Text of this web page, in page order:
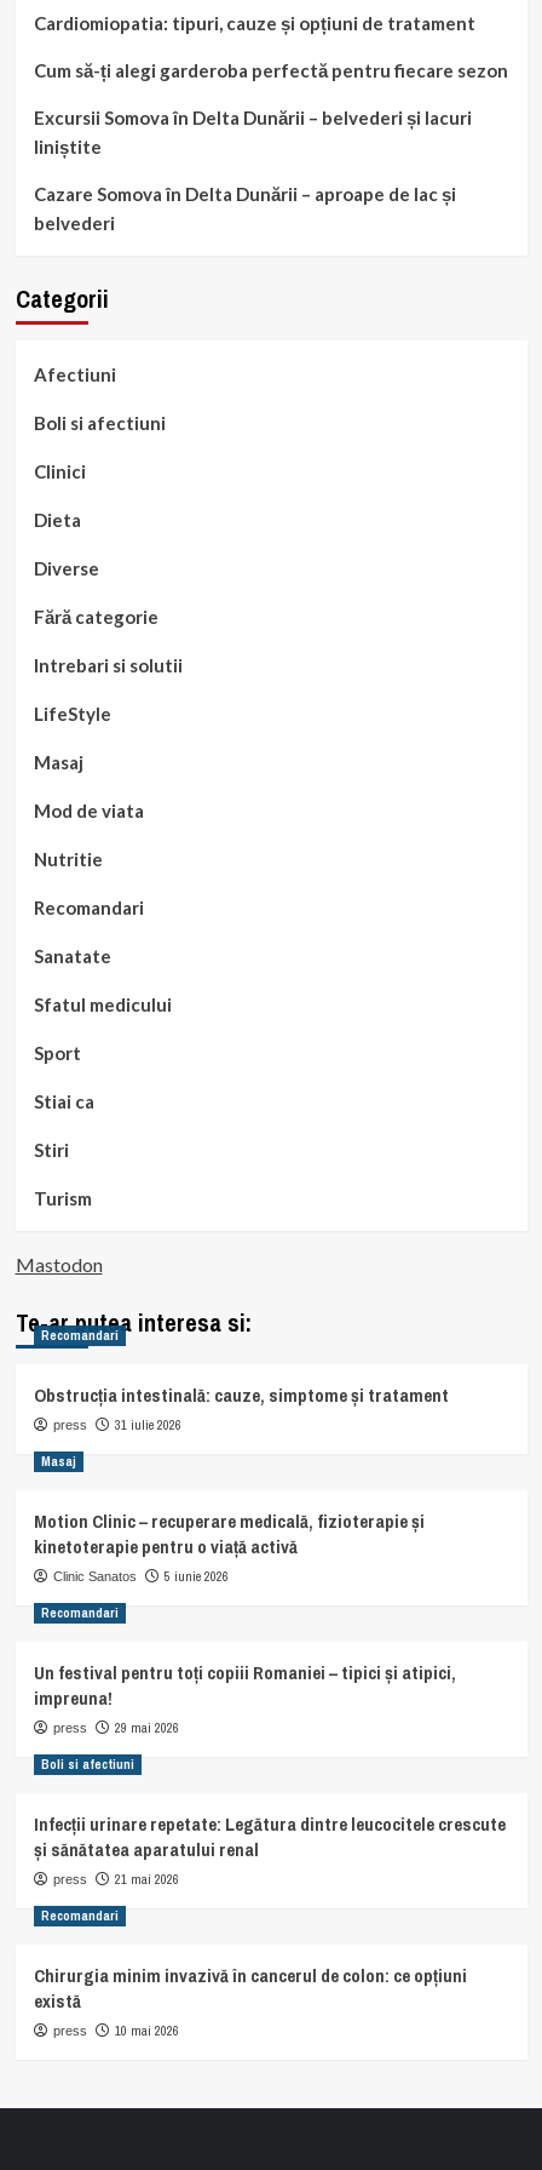
Cardiomiopatia: tipuri, cauze și opțiuni de tratament
Cum să-ți alegi garderoba perfectă pentru fiecare sezon
Excursii Somova în Delta Dunării – belvederi și lacuri
liniștite
Cazare Somova în Delta Dunării – aproape de lac și
belvederi
Categorii
Afectiuni
Boli si afectiuni
Clinici
Dieta
Diverse
Fără categorie
Intrebari si solutii
LifeStyle
Masaj
Mod de viata
Nutritie
Recomandari
Sanatate
Sfatul medicului
Sport
Stiai ca
Stiri
Turism
Mastodon
Te-ar putea interesa si:
Recomandari
Obstrucția intestinală: cauze, simptome și tratament
press 31 iulie 2026
Masaj
Motion Clinic – recuperare medicală, fizioterapie și
kinetoterapie pentru o viață activă
Clinic Sanatos 5 iunie 2026
Recomandari
Un festival pentru toți copiii Romaniei – tipici și atipici,
impreuna!
press 29 mai 2026
Boli si afectiuni
Infecții urinare repetate: Legătura dintre leucocitele crescute
și sănătatea aparatului renal
press 21 mai 2026
Recomandari
Chirurgia minim invazivă în cancerul de colon: ce opțiuni
există
press 10 mai 2026